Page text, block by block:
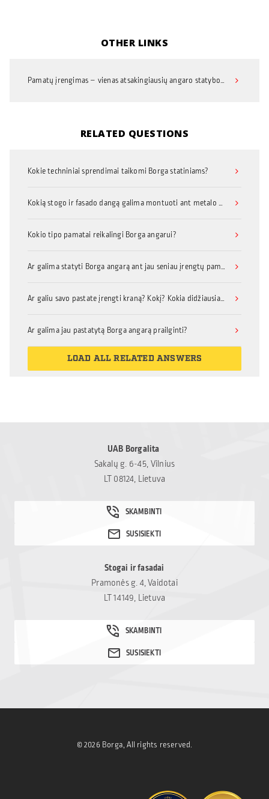
OTHER LINKS
Pamatų įrengimas – vienas atsakingiausių angaro statybos darbų
RELATED QUESTIONS
Kokie techniniai sprendimai taikomi Borga statiniams?
Kokią stogo ir fasado dangą galima montuoti ant metalo konstrukcijų statinio?
Kokio tipo pamatai reikalingi Borga angarui?
Ar galima statyti Borga angarą ant jau seniau įrengtų pamatų?
Ar galiu savo pastate įrengti kraną? Kokį? Kokia didžiausia keliamoji galia?
Ar galima jau pastatytą Borga angarą prailginti?
LOAD ALL RELATED ANSWERS
UAB Borgalita
Sakalų g. 6-45, Vilnius
LT 08124, Lietuva
Stogai ir fasadai
Pramonės g. 4, Vaidotai
LT 14149, Lietuva
© 2026 Borga, All rights reserved.